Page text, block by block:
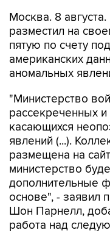
Москва. 8
разместил на
пятую по счету
американских
аномальных
"Министерство
рассекреченных
касающихся
явлений (...).
размещена на
министерство
дополнительные
основе", - заявил
Шон Парнелл,
работа над